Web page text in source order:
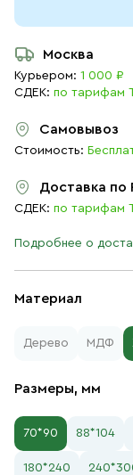
Материал
Дерево МДФ
Размеры, мм
70*90 88*104
180*240
Москва
Курьером: 1 000 ₽
СДЕК: по тарифам
Самовывоз
Стоимость:
Доставка по
СДЕК: по тарифам
Подробнее о